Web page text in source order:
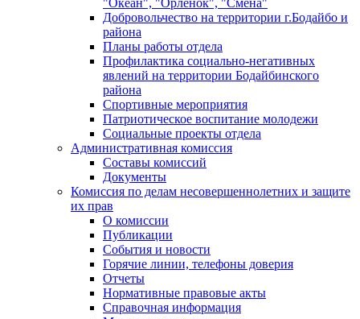
"Океан", "Орленок", "Смена"
Добровольчество на территории г.Бодайбо и
района
Планы работы отдела
Профилактика социально-негативных
явлений на территории Бодайбинского
района
Спортивные мероприятия
Патриотическое воспитание молодежи
Социальные проекты отдела
Административная комиссия
Составы комиссий
Документы
Комиссия по делам несовершеннолетних и защите
их прав
О комиссии
Публикации
События и новости
Горячие линии, телефоны доверия
Отчеты
Нормативные правовые акты
Справочная информация